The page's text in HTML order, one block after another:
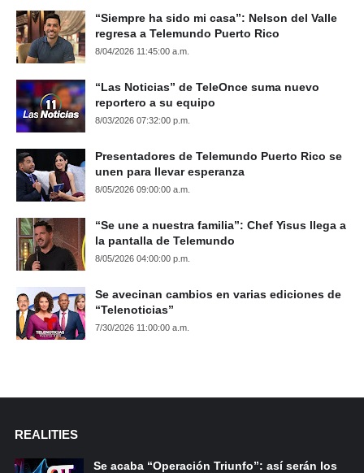
“Siempre ha sido mi casa”: Nelson del Valle
regresa a Telemundo Puerto Rico
8/04/2026 11:45:00 a.m.
“Las Noticias” de TeleOnce suma nuevo
reportero a su equipo
8/03/2026 07:32:00 p.m.
Presentadores de Telemundo Puerto Rico se
unen para llevar esperanza
8/05/2026 09:00:00 a.m.
“Se une a nuestra familia”: Chef Yisus llega a
la pantalla de Telemundo
8/05/2026 04:00:00 p.m.
Se avecinan cambios en varias ediciones de
“Telenoticias”
7/30/2026 11:00:00 a.m.
REALITIES
Se acaba “Operación Triunfo”: así serán los